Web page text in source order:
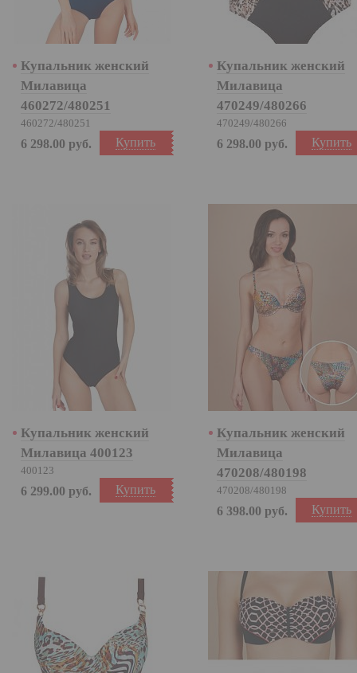
Купальник женский
Милавица
460272/480251
460272/480251
Купить
6 298.00 руб.
Купальник женский
Милавица
470249/480266
470249/480266
Купить
6 298.00 руб.
Купальник женский
Милавица 400123
400123
Купить
6 299.00 руб.
Купальник женский
Милавица
470208/480198
470208/480198
Купить
6 398.00 руб.